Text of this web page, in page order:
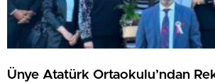
Ünye Atatürk Ortaokulu’ndan